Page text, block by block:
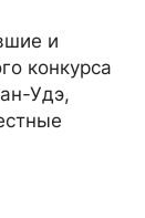
и
конкурса
Удэ,